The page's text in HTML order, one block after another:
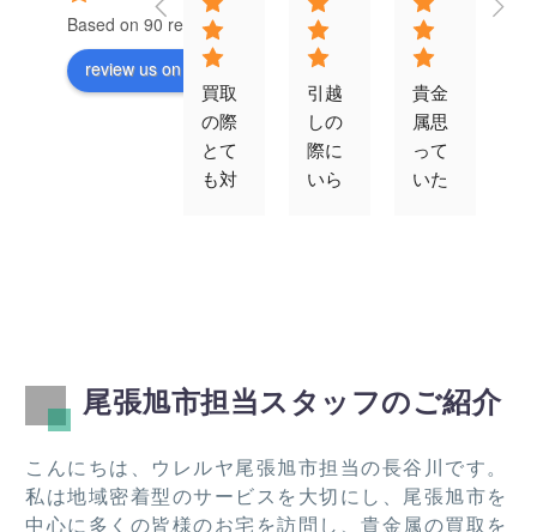
Based on 90 reviews
review us on
買取
の際
とて
も対
ばお
した
いで
す！
引越
しの
際に
いら
テレ
棚類
を引
き取
貴金
属思
って
いた
さり
た。
この
度は
尾張旭市担当スタッフのご紹介
こんにちは、ウレルヤ尾張旭市担当の長谷川です。
私は地域密着型のサービスを大切にし、尾張旭市を
中心に多くの皆様のお宅を訪問し、貴金属の買取を